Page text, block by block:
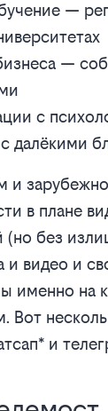
—
—
с
далёкими
и
в плане
(но без
и видео и
именно на
Вот
и